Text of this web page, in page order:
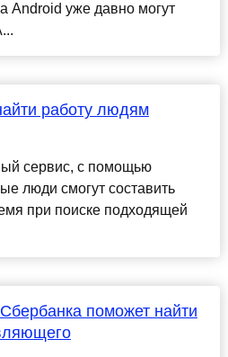
Android уже давно могут
работу людям
сервис, с помощью
люди смогут составить
при поиске подходящей
поможет найти